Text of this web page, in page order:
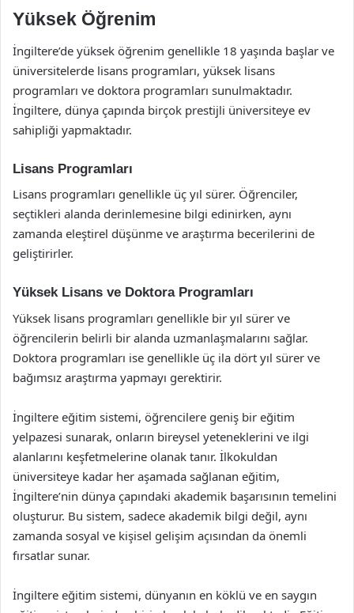
Yüksek Öğrenim
İngiltere’de yüksek öğrenim genellikle 18 yaşında başlar ve
üniversitelerde lisans programları, yüksek lisans
programları ve doktora programları sunulmaktadır.
İngiltere, dünya çapında birçok prestijli üniversiteye ev
sahipliği yapmaktadır.
Lisans Programları
Lisans programları genellikle üç yıl sürer. Öğrenciler,
seçtikleri alanda derinlemesine bilgi edinirken, aynı
zamanda eleştirel düşünme ve araştırma becerilerini de
geliştirirler.
Yüksek Lisans ve Doktora Programları
Yüksek lisans programları genellikle bir yıl sürer ve
öğrencilerin belirli bir alanda uzmanlaşmalarını sağlar.
Doktora programları ise genellikle üç ila dört yıl sürer ve
bağımsız araştırma yapmayı gerektirir.
İngiltere eğitim sistemi, öğrencilere geniş bir eğitim
yelpazesi sunarak, onların bireysel yeteneklerini ve ilgi
alanlarını keşfetmelerine olanak tanır. İlkokuldan
üniversiteye kadar her aşamada sağlanan eğitim,
İngiltere’nin dünya çapındaki akademik başarısının temelini
oluşturur. Bu sistem, sadece akademik bilgi değil, aynı
zamanda sosyal ve kişisel gelişim açısından da önemli
fırsatlar sunar.
İngiltere eğitim sistemi, dünyanın en köklü ve en saygın